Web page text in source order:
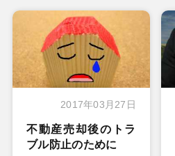
2017年03月27日
不動産売却後のトラ
ブル防止のために